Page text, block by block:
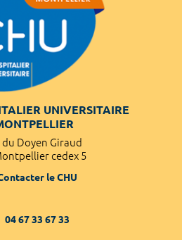
UNIVERSITAIRE
du Doyen Giraud
cedex 5
le CHU
04 67 33 67 33